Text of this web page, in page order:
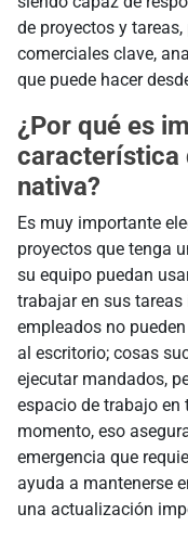
de proyectos y
comerciales clave,
que puede hacer
¿Por qué es
característica
nativa?
Es muy importante
proyectos que tenga
su equipo puedan
trabajar en sus
empleados no
al escritorio; cosas
ejecutar mandados,
espacio de trabajo en
momento, eso
emergencia que
ayuda a mantenerse
una actualización